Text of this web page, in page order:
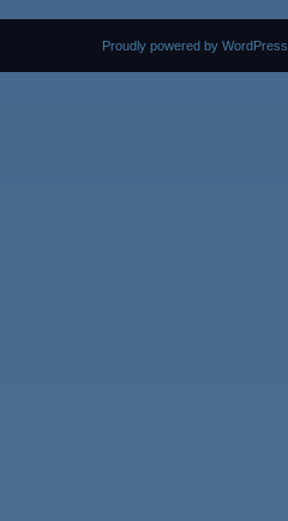
Proudly powered by WordPress